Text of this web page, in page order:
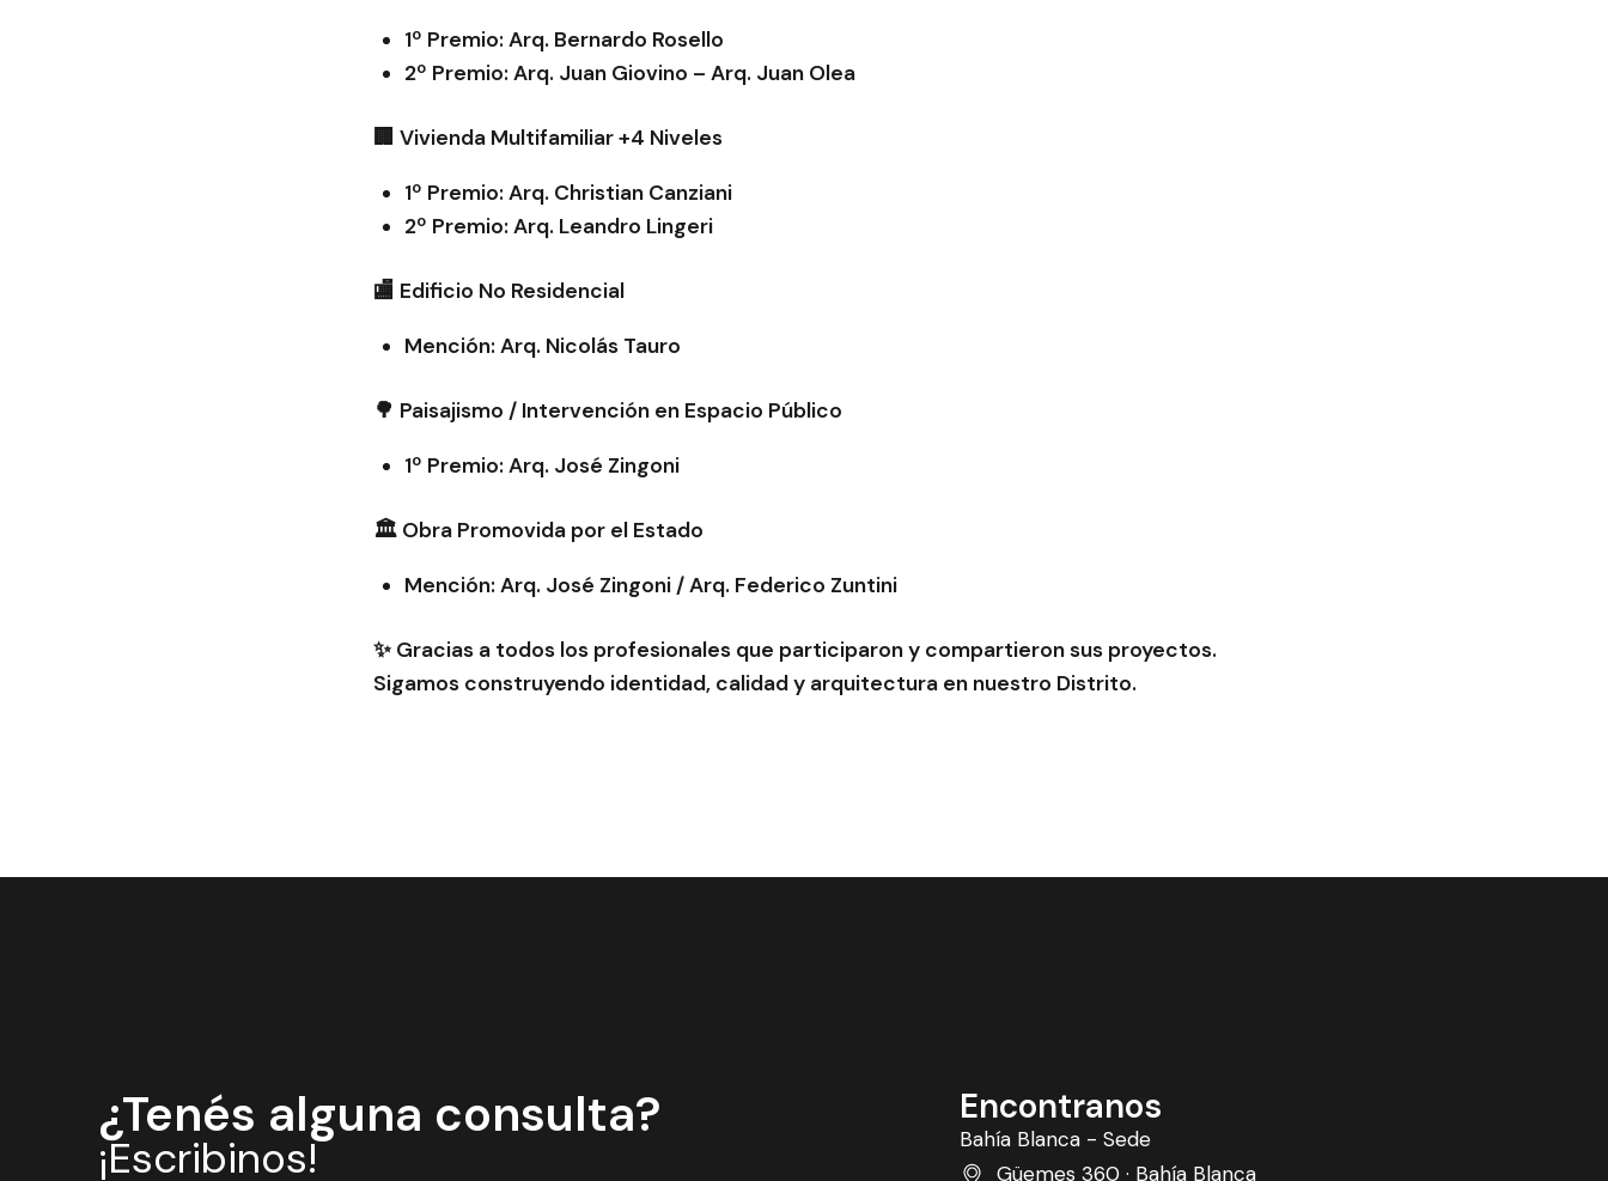
1º Premio: Arq. Bernardo Rosello
2º Premio: Arq. Juan Giovino – Arq. Juan Olea
🏢 Vivienda Multifamiliar +4 Niveles
1º Premio: Arq. Christian Canziani
2º Premio: Arq. Leandro Lingeri
🏬 Edificio No Residencial
Mención: Arq. Nicolás Tauro
🌳 Paisajismo / Intervención en Espacio Público
1º Premio: Arq. José Zingoni
🏛️ Obra Promovida por el Estado
Mención: Arq. José Zingoni / Arq. Federico Zuntini
✨ Gracias a todos los profesionales que participaron y compartieron sus proyectos.
Sigamos construyendo identidad, calidad y arquitectura en nuestro Distrito.
¿Tenés alguna consulta?
¡Escribinos!
Encontranos
Bahía Blanca - Sede
Güemes 360 · Bahía Blanca